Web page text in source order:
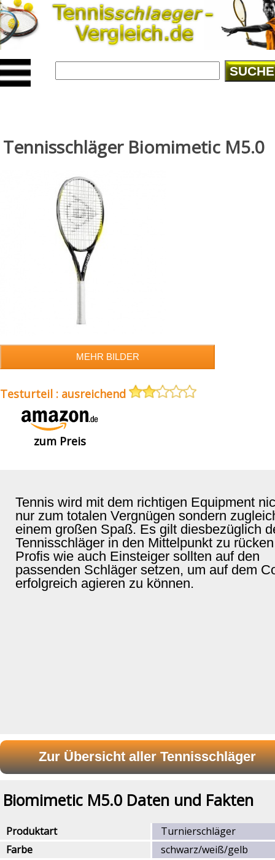
Tennisschläger Biomimetic M5.0
Testurteil : ausreichend
zum Preis
Tennis wird mit dem richtigen Equipment
nur zum totalen Vergnügen sondern
einem großen Spaß. Es gilt diesbezüglich
Tennisschläger in den Mittelpunkt zu
Profis wie auch Einsteiger sollten auf den
passenden Schläger setzen, um auf dem
erfolgreich agieren zu können.
Biomimetic M5.0 Daten und Fakten
Produktart
Turnierschläger
Farbe
schwarz/weiß/gelb